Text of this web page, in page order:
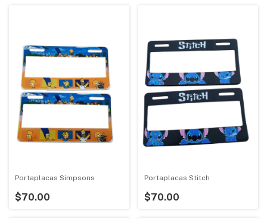
Portaplacas Simpsons
$70.00
Portaplacas Stitch
$70.00